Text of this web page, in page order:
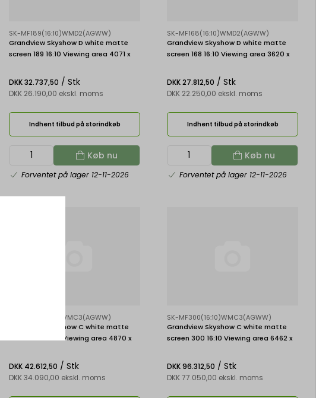
SK-MF189(16:10)WMD2(AGWW)
Grandview Skyshow D white matte
screen 189 16:10 Viewing area 4071 x
DKK 32.737,50 / Stk
DKK 26.190,00 ekskl. moms
Indhent tilbud på storindkøb
Køb nu
Forventet på lager 12-11-2026
SK-MF168(16:10)WMD2(AGWW)
Grandview Skyshow D white matte
screen 168 16:10 Viewing area 3620 x
DKK 27.812,50 / Stk
DKK 22.250,00 ekskl. moms
Indhent tilbud på storindkøb
Køb nu
Forventet på lager 12-11-2026
SK-MF220(16:9)WMC3(AGWW)
Grandview Skyshow C white matte
screen 220 16:9 Viewing area 4870 x
DKK 42.612,50 / Stk
DKK 34.090,00 ekskl. moms
SK-MF300(16:10)WMC3(AGWW)
Grandview Skyshow C white matte
screen 300 16:10 Viewing area 6462 x
DKK 96.312,50 / Stk
DKK 77.050,00 ekskl. moms